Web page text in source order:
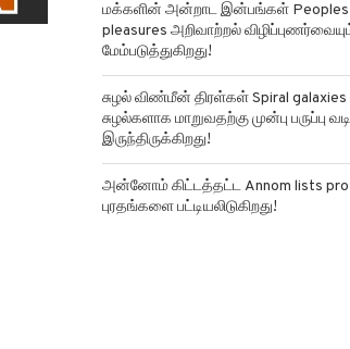
மக்களின் அன்றாட இன்பங்கள் Peoples
pleasures அறிவாற்றல்
மேம்படுத்துகிறது!
சுழல் விண்மீன் திரள்கள் Spiral
சுழல்களாக மாறுவதற்கு முன்பு பருப்பு
இருந்திருக்கிறது!
அன்னோம் கிட்டத்தட்ட Annom lists
புரதங்களை பட்டியலிடுகிறது!